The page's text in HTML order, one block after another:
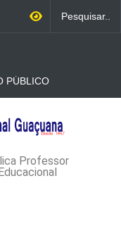
PÚBLICO
DE
Professor